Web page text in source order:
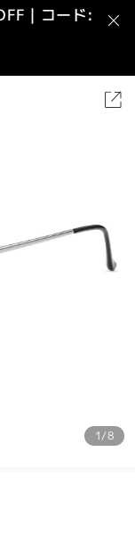
｜コード:
1/8